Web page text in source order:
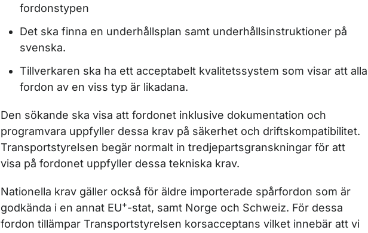
fordonstypen
Det ska finna en underhållsplan samt underhållsinstruktioner på
svenska.
Tillverkaren ska ha ett acceptabelt kvalitetssystem som visar att alla
fordon av en viss typ är likadana.
Den sökande ska visa att fordonet inklusive dokumentation och
programvara uppfyller dessa krav på säkerhet och driftskompatibilitet.
Transportstyrelsen begär normalt in tredjepartsgranskningar för att
visa på fordonet uppfyller dessa tekniska krav.
Nationella krav gäller också för äldre importerade spårfordon som är
godkända i en annat EU+-stat, samt Norge och Schweiz. För dessa
fordon tillämpar Transportstyrelsen korsacceptans vilket innebär att vi